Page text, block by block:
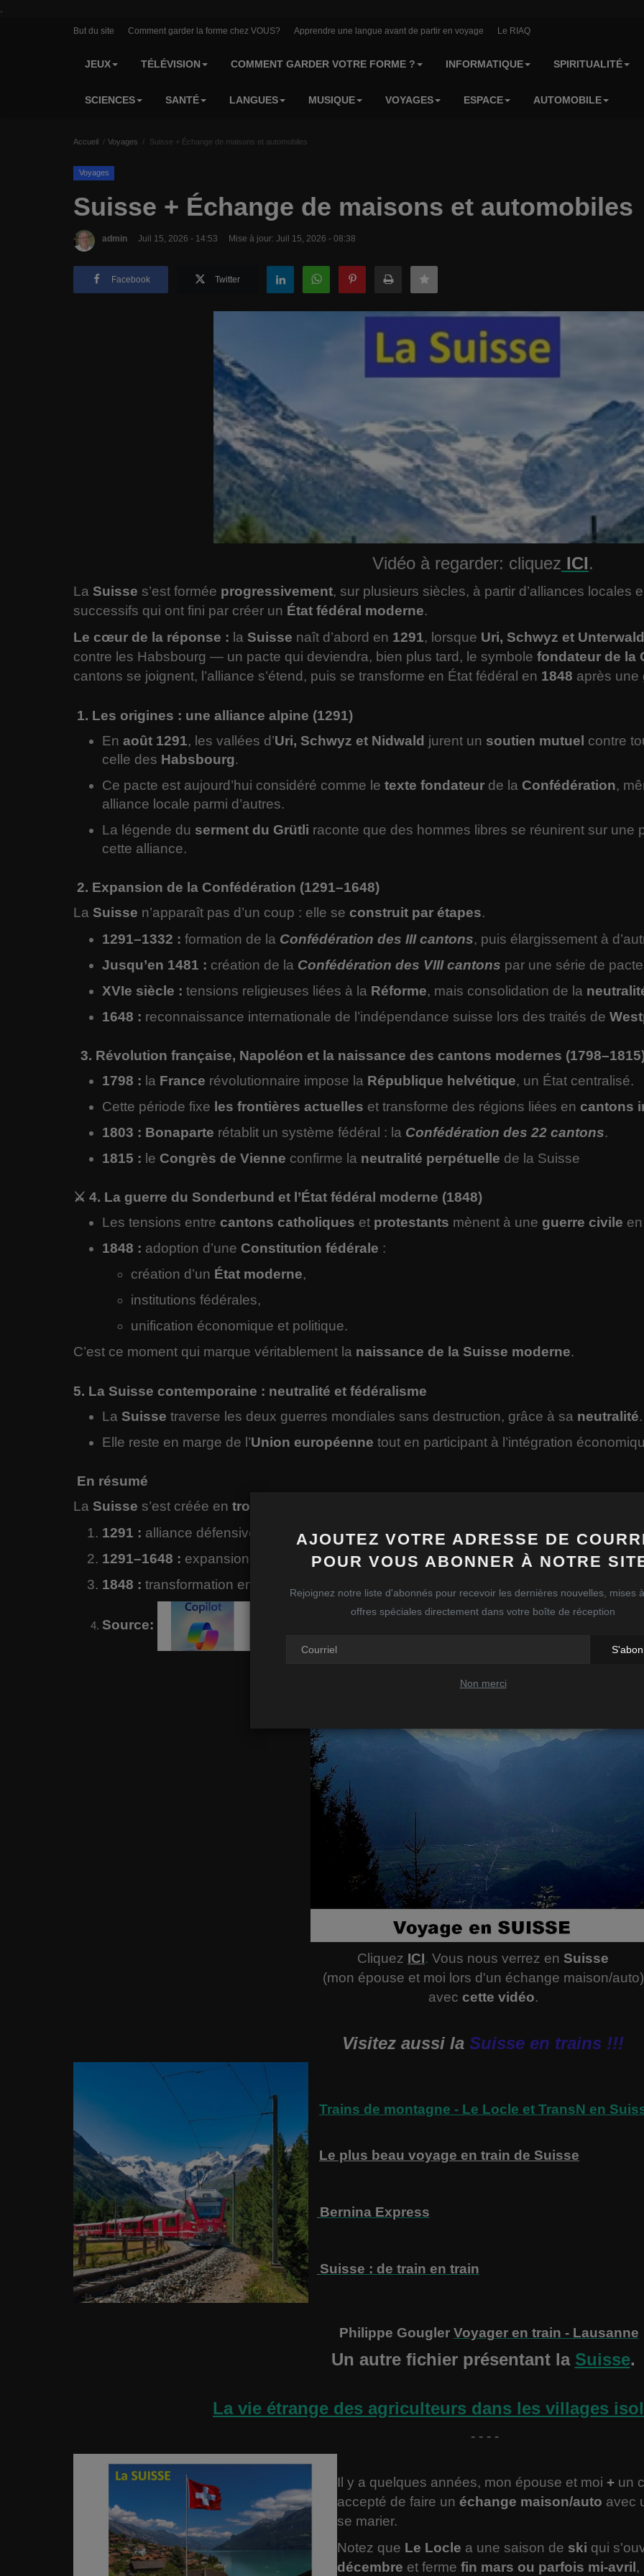
But du site Comment garder la forme chez VOUS? Apprendre une langue avant de partir en voyage Le RIAQ
JEUX TÉLÉVISION COMMENT GARDER VOTRE FORME ? INFORMATIQUE SPIRITUALITÉ
SCIENCES SANTÉ LANGUES MUSIQUE VOYAGES ESPACE AUTOMOBILE
AJOUTEZ VOTRE ADRESSE DE
POUR VOUS ABONNER À NOTRE
Rejoignez notre liste d'abonnés pour recevoir les dernières nouvelles, mises
offres spéciales directement dans votre boîte de réception
Non merci
Accueil Voyages Suisse + Échange de maisons et automobiles
Voyages
Suisse + Échange de maisons et automobiles
admin Juil 15, 2026 - 14:53 Mise à jour: Juil 15, 2026 - 08:38
Facebook Twitter
Vidéo à regarder: cliquez ICI.
La Suisse s’est formée progressivement, sur plusieurs siècles, à partir d’alliances locales
successifs qui ont fini par créer un État fédéral moderne.
Le cœur de la réponse : la Suisse naît d’abord en 1291, lorsque Uri, Schwyz et Unterwald
contre les Habsbourg — un pacte qui deviendra, bien plus tard, le symbole fondateur de la
cantons se joignent, l’alliance s’étend, puis se transforme en État fédéral en 1848 après une
1. Les origines : une alliance alpine (1291)
En août 1291, les vallées d’Uri, Schwyz et Nidwald jurent un soutien mutuel contre
celle des Habsbourg.
Ce pacte est aujourd’hui considéré comme le texte fondateur de la Confédération,
alliance locale parmi d’autres.
La légende du serment du Grütli raconte que des hommes libres se réunirent sur une
cette alliance.
2. Expansion de la Confédération (1291–1648)
La Suisse n’apparaît pas d’un coup : elle se construit par étapes.
1291–1332 : formation de la Confédération des III cantons, puis élargissement à
Jusqu’en 1481 : création de la Confédération des VIII cantons par une série de
XVIe siècle : tensions religieuses liées à la Réforme, mais consolidation de la
1648 : reconnaissance internationale de l’indépendance suisse lors des traités de
3. Révolution française, Napoléon et la naissance des cantons modernes
1798 : la France révolutionnaire impose la République helvétique, un État centralisé.
Cette période fixe les frontières actuelles et transforme des régions liées en cantons
1803 : Bonaparte rétablit un système fédéral : la Confédération des 22 cantons.
1815 : le Congrès de Vienne confirme la neutralité perpétuelle de la Suisse
⚔️ 4. La guerre du Sonderbund et l’État fédéral moderne (1848)
Les tensions entre cantons catholiques et protestants mènent à une guerre civile
1848 : adoption d’une Constitution fédérale :
création d’un État moderne,
institutions fédérales,
unification économique et politique.
C’est ce moment qui marque véritablement la naissance de la Suisse moderne.
5. La Suisse contemporaine : neutralité et fédéralisme
La Suisse traverse les deux guerres mondiales sans destruction, grâce à sa neutralité.
Elle reste en marge de l’Union européenne tout en participant à l’intégration
En résumé
La Suisse s’est créée en trois grandes étapes
1291 : alliance défensive entre trois vallées alpines.
1291–1648 : expansion progressive en une confédération de cantons.
1848 : transformation en
Source:
Cliquez ICI. Vous nous verrez en Suisse
(mon épouse et moi lors d'un échange maison/auto)
avec cette vidéo.
Visitez aussi la Suisse en trains !!!
Trains de montagne - Le Locle​ et TransN en
Le plus beau voyage en train de Suisse
Bernina Express
Suisse : de train en train
Philippe Gougler Voyager en train - Lausanne
Un autre fichier présentant la Suisse.
La vie étrange des agriculteurs dans les villages
- - - -
Il y a quelques années, mon épouse et moi + un
accepté de faire un échange maison/auto avec
se marier.
Notez que Le Locle a une saison de ski qui
décembre et ferme fin mars ou parfois mi-avril ,